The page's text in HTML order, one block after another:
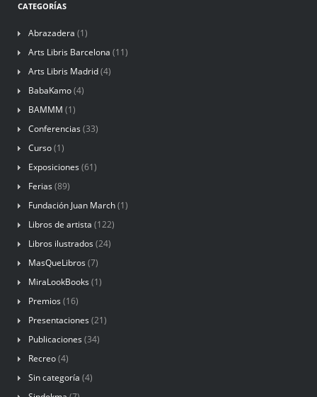
CATEGORÍAS
Abrazadera (1)
Arts Libris Barcelona (11)
Arts Libris Madrid(4)
BabaKamo(4)
BAMMM (1)
Conferencias (33)
Curso(1)
Exposiciones (61)
Ferias (89)
Fundación Juan March(1)
Libros de artista (122)
Libros ilustrados (24)
MasQueLibros (7)
MiraLookBooks (1)
Premios (16)
Presentaciones (21)
Publicaciones (34)
Recreo(4)
Sin categoría (4)